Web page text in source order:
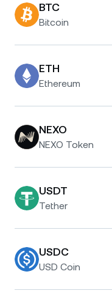
BTC
Bitcoin
ETH
Ethereum
NEXO
NEXO Token
USDT
Tether
USDC
USD Coin